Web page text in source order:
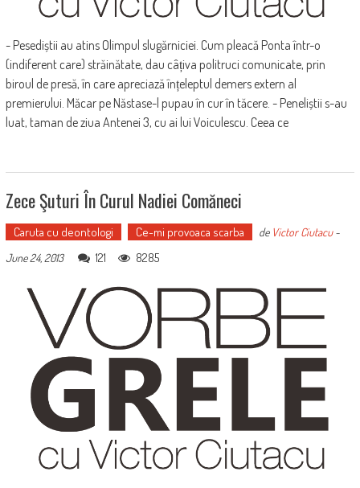
- Pesediștii au atins Olimpul slugărniciei. Cum pleacă Ponta într-o
(indiferent care) străinătate, dau câțiva politruci comunicate, prin
biroul de presă, în care apreciază înțeleptul demers extern al
premierului. Măcar pe Năstase-l pupau în cur în tăcere. - Peneliștii s-au
luat, taman de ziua Antenei 3, cu ai lui Voiculescu. Ceea ce
Zece Şuturi În Curul Nadiei Comăneci
Caruta cu deontologi Ce-mi provoaca scarba de Victor Ciutacu-
June 24, 2013
121 8285